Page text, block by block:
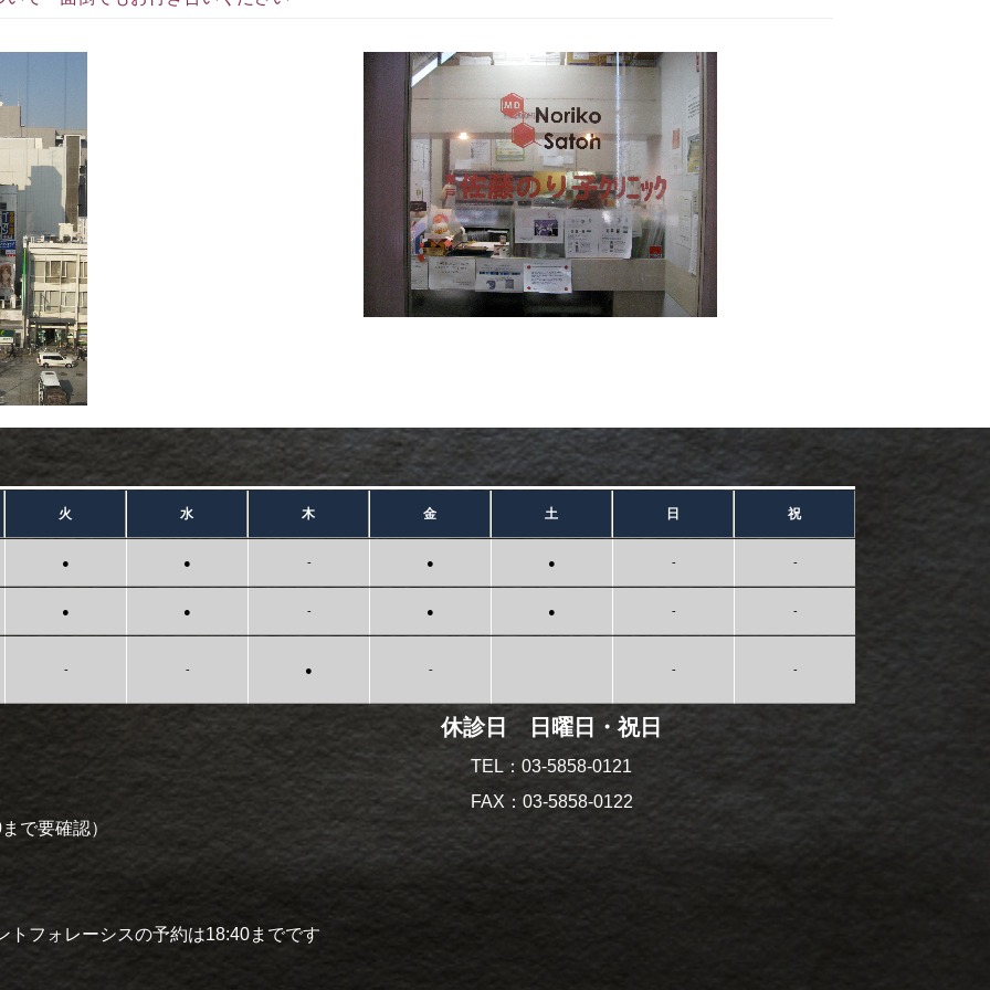
火 水 木 金 土 日 祝
● ● - ● ● - -
● ● - ● ● - -
- - ● - - -
で要確認）
休診日 日曜日・祝日
TEL：03-5858-0121
FAX：03-5858-0122
フォレーシスの予約は18:40までです